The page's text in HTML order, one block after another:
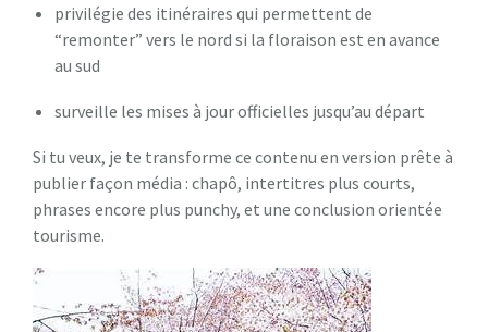
privilégie des itinéraires qui permettent de
“remonter” vers le nord si la floraison est en avance
au sud
surveille les mises à jour officielles jusqu’au départ
Si tu veux, je te transforme ce contenu en version prête à
publier façon média : chapô, intertitres plus courts,
phrases encore plus punchy, et une conclusion orientée
tourisme.